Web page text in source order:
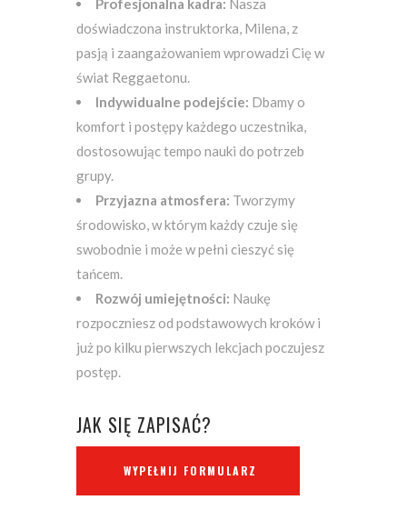
Profesjonalna kadra: Nasza
doświadczona instruktorka, Milena, z
pasją i zaangażowaniem wprowadzi Cię w
świat Reggaetonu.
Indywidualne podejście: Dbamy o
komfort i postępy każdego uczestnika,
dostosowując tempo nauki do potrzeb
grupy.
Przyjazna atmosfera: Tworzymy
środowisko, w którym każdy czuje się
swobodnie i może w pełni cieszyć się
tańcem.
Rozwój umiejętności: Naukę
rozpoczniesz od podstawowych kroków i
już po kilku pierwszych lekcjach poczujesz
postęp.
JAK SIĘ ZAPISAĆ?
WYPEŁNIJ FORMULARZ